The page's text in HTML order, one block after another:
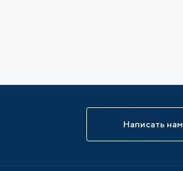
Написать нам